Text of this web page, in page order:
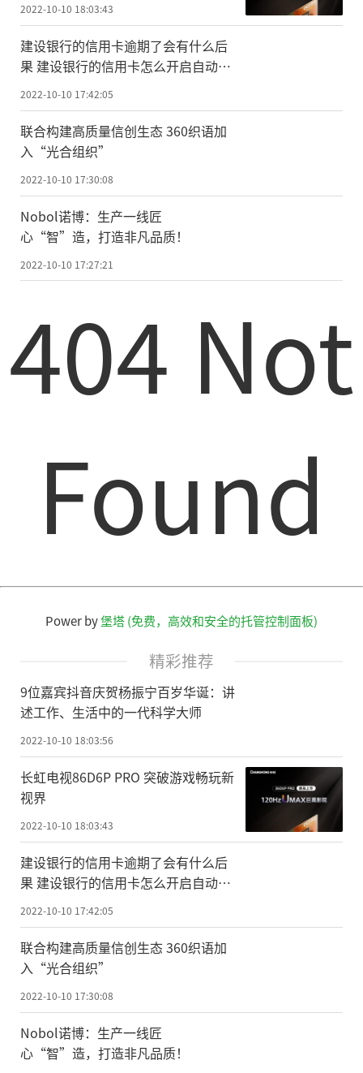
2022-10-10 18:03:43
建设银行的信用卡逾期了会有什么后
果 建设银行的信用卡怎么开启自动还
2022-10-10 17:42:05
联合构建高质量信创生态 360织语加
入“光合组织”
2022-10-10 17:30:08
Nobol诺博：生产一线匠
心“智”造，打造非凡品质！
2022-10-10 17:27:21
404 Not
Found
Power by堡塔 (免费，高效和安全的托管控制面板)
精彩推荐
9位嘉宾抖音庆贺杨振宁百岁华诞：讲
述工作、生活中的一代科学大师
2022-10-10 18:03:56
长虹电视86D6P PRO 突破游戏畅玩新
视界
2022-10-10 18:03:43
建设银行的信用卡逾期了会有什么后
果 建设银行的信用卡怎么开启自动还
2022-10-10 17:42:05
联合构建高质量信创生态 360织语加
入“光合组织”
2022-10-10 17:30:08
Nobol诺博：生产一线匠
心“智”造，打造非凡品质！